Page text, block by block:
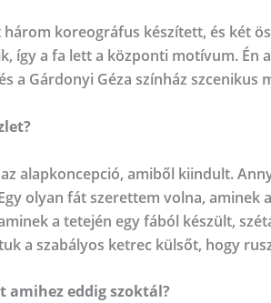
koreográfus készített, és két
így a fa lett a központi motívum.
a Gárdonyi Géza színház
alapkoncepció, amiből kiindult.
olyan fát szerettem volna,
a tetején egy fából készült,
a szabályos ketrec külsőt, hogy
eddig szoktál?